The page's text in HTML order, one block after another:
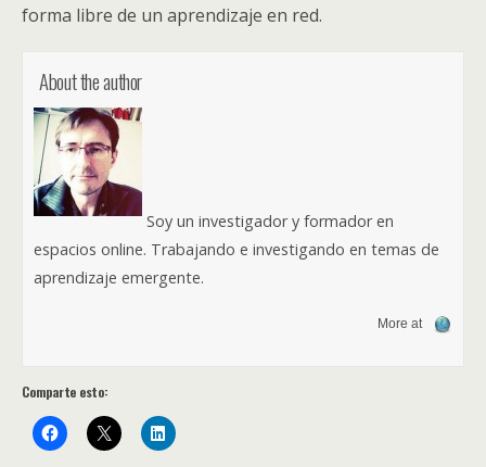
forma libre de un aprendizaje en red.
About the author
Soy un investigador y formador en
espacios online. Trabajando e investigando en temas de
aprendizaje emergente.
More at
Comparte esto: